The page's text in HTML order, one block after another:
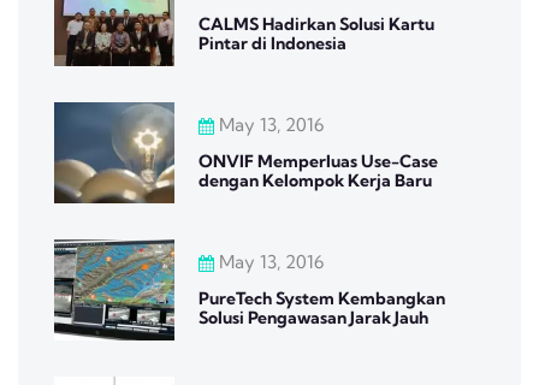
CALMS Hadirkan Solusi Kartu
Pintar di Indonesia
May 13, 2016
ONVIF Memperluas Use-Case
dengan Kelompok Kerja Baru
May 13, 2016
PureTech System Kembangkan
Solusi Pengawasan Jarak Jauh